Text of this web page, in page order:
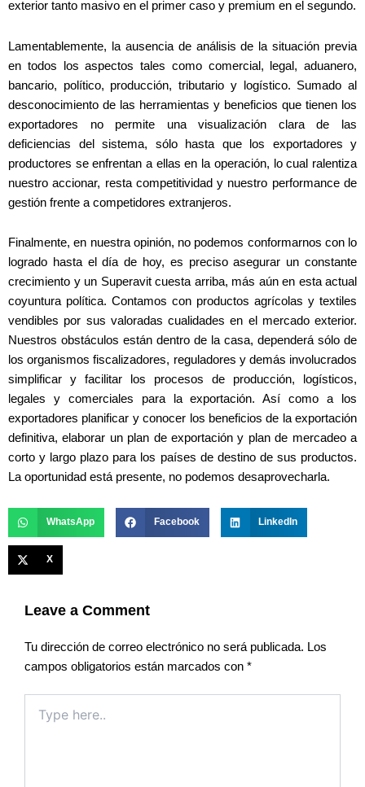
exterior tanto masivo en el primer caso y premium en el segundo.
Lamentablemente, la ausencia de análisis de la situación previa
en todos los aspectos tales como comercial, legal, aduanero,
bancario, político, producción, tributario y logístico. Sumado al
desconocimiento de las herramientas y beneficios que tienen los
exportadores no permite una visualización clara de las
deficiencias del sistema, sólo hasta que los exportadores y
productores se enfrentan a ellas en la operación, lo cual ralentiza
nuestro accionar, resta competitividad y nuestro performance de
gestión frente a competidores extranjeros.
Finalmente, en nuestra opinión, no podemos conformarnos con lo
logrado hasta el día de hoy, es preciso asegurar un constante
crecimiento y un Superavit cuesta arriba, más aún en esta actual
coyuntura política. Contamos con productos agrícolas y textiles
vendibles por sus valoradas cualidades en el mercado exterior.
Nuestros obstáculos están dentro de la casa, dependerá sólo de
los organismos fiscalizadores, reguladores y demás involucrados
simplificar y facilitar los procesos de producción, logísticos,
legales y comerciales para la exportación. Así como a los
exportadores planificar y conocer los beneficios de la exportación
definitiva, elaborar un plan de exportación y plan de mercadeo a
corto y largo plazo para los países de destino de sus productos.
La oportunidad está presente, no podemos desaprovecharla.
WhatsApp Facebook LinkedIn
X
Leave a Comment
Tu dirección de correo electrónico no será publicada. Los
campos obligatorios están marcados con *
here..